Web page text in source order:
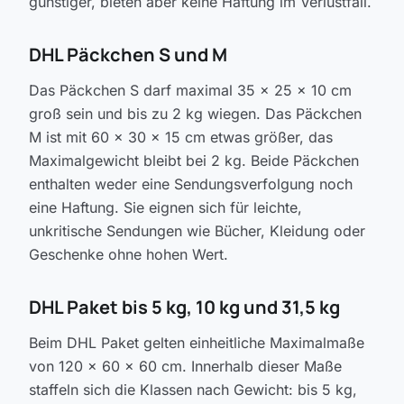
DHL Päckchen S und M
Das Päckchen S darf maximal 35 × 25 × 10 cm
groß sein und bis zu 2 kg wiegen. Das Päckchen
M ist mit 60 × 30 × 15 cm etwas größer, das
Maximalgewicht bleibt bei 2 kg. Beide Päckchen
enthalten weder eine Sendungsverfolgung noch
eine Haftung. Sie eignen sich für leichte,
unkritische Sendungen wie Bücher, Kleidung oder
Geschenke ohne hohen Wert.
DHL Paket bis 5 kg, 10 kg und 31,5 kg
Beim DHL Paket gelten einheitliche Maximalmaße
von 120 × 60 × 60 cm. Innerhalb dieser Maße
staffeln sich die Klassen nach Gewicht: bis 5 kg,